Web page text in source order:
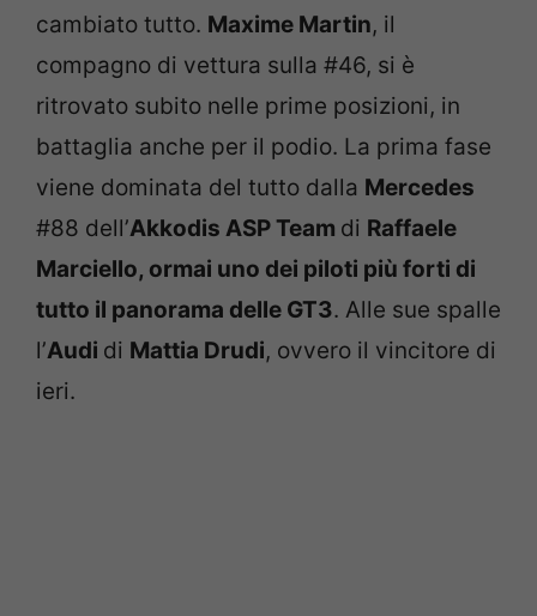
cambiato tutto. Maxime Martin, il
compagno di vettura sulla #46, si è
ritrovato subito nelle prime posizioni, in
battaglia anche per il podio. La prima fase
viene dominata del tutto dalla Mercedes
#88 dell’Akkodis ASP Team di Raffaele
Marciello, ormai uno dei piloti più forti di
tutto il panorama delle GT3. Alle sue spalle
l’Audi di Mattia Drudi, ovvero il vincitore di
ieri.